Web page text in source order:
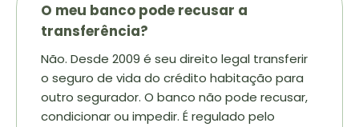
O meu banco pode recusar a
transferência?
Não. Desde 2009 é seu direito legal transferir
o seguro de vida do crédito habitação para
outro segurador. O banco não pode recusar,
condicionar ou impedir. É regulado pelo